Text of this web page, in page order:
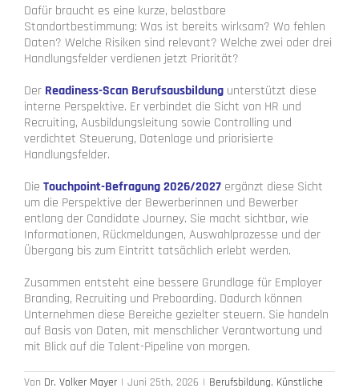
Dafür braucht es eine kurze, belastbare
Standortbestimmung: Was ist bereits wirksam? Wo fehlen
Daten? Welche Risiken sind relevant? Welche zwei oder drei
Handlungsfelder verdienen jetzt Priorität?
Der Readiness-Scan Berufsausbildung unterstützt diese
interne Perspektive. Er verbindet die Sicht von HR und
Recruiting, Ausbildungsleitung sowie Controlling und
verdichtet Steuerung, Datenlage und priorisierte
Handlungsfelder.
Die Touchpoint-Befragung 2026/2027 ergänzt diese Sicht
um die Perspektive der Bewerberinnen und Bewerber
entlang der Candidate Journey. Sie macht sichtbar, wie
Informationen, Rückmeldungen, Auswahlprozesse und der
Übergang bis zum Eintritt tatsächlich erlebt werden.
Zusammen entsteht eine bessere Grundlage für Employer
Branding, Recruiting und Preboarding. Dadurch können
Unternehmen diese Bereiche gezielter steuern. Sie handeln
auf Basis von Daten, mit menschlicher Verantwortung und
mit Blick auf die Talent-Pipeline von morgen.
Von Dr. Volker Mayer | Juni 25th, 2026 | Berufsbildung, Künstliche